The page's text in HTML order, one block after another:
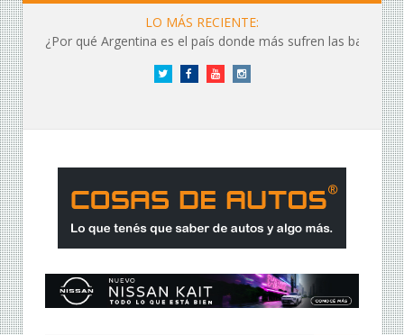
LO MÁS RECIENTE:
¿Por qué Argentina es el país donde más sufren las baterías?
Twitter FacebookYouTubeInstagram